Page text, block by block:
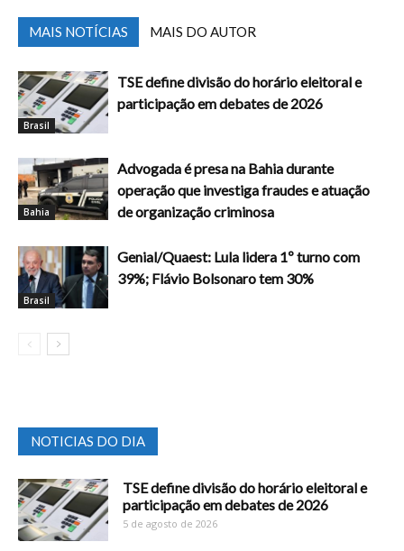
MAIS NOTÍCIAS MAIS DO AUTOR
Brasil
TSE define divisão do horário eleitoral e
participação em debates de 2026
Bahia
Advogada é presa na Bahia durante
operação que investiga fraudes e atuação
de organização criminosa
Brasil
Genial/Quaest: Lula lidera 1º turno com
39%; Flávio Bolsonaro tem 30%
NOTICIAS DO DIA
TSE define divisão do horário eleitoral e
participação em debates de 2026
5 de agosto de 2026